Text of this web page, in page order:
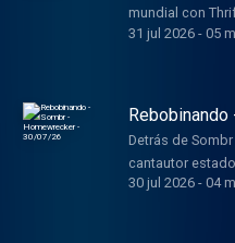
mundial con
productor Ryan
31 jul 2026- 05
Rebobinando
Detrás de
cantautor
una nueva
30 jul 2026- 04